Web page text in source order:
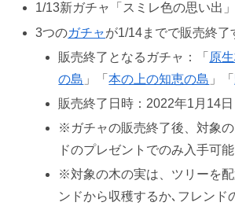
1/13新ガチャ「スミレ色の思い出
3つのガチャが1/14までで販売終了
販売終了となるガチャ：「 原
の島 」「本の上の知恵の島 」「
販売終了日時：2022年1月14
※ガチャの販売終了後、対象
ドのプレゼントでのみ入手可
※対象の木の実は、ツリーを
ンドから収穫するか､フレンド